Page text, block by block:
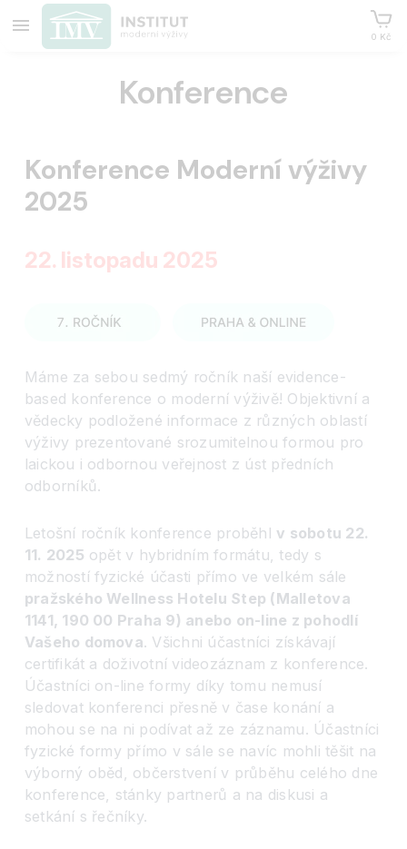
0 Kč
Konference
Konference Moderní výživy
2025
22. listopadu 2025
Máme za sebou sedmý ročník naší evidence-
based konference o moderní výživě! Objektivní a
vědecky podložené informace z různých oblastí
výživy prezentované srozumitelnou formou pro
laickou i odbornou veřejnost z úst předních
odborníků.
Letošní ročník konference proběhl v sobotu 22.
11. 2025 opět v hybridním formátu, tedy s
možností fyzické účasti přímo ve velkém sále
pražského Wellness Hotelu Step (Malletova
1141, 190 00 Praha 9) anebo on-line z pohodlí
Vašeho domova. Všichni účastníci získávají
certifikát a doživotní videozáznam z konference.
Účastníci on-line formy díky tomu nemusí
sledovat konferenci přesně v čase konání a
mohou se na ni podívat až ze záznamu. Účastníci
fyzické formy přímo v sále se navíc mohli těšit na
výborný oběd, občerstvení v průběhu celého dne
konference, stánky partnerů a na diskusi a
setkání s řečníky.